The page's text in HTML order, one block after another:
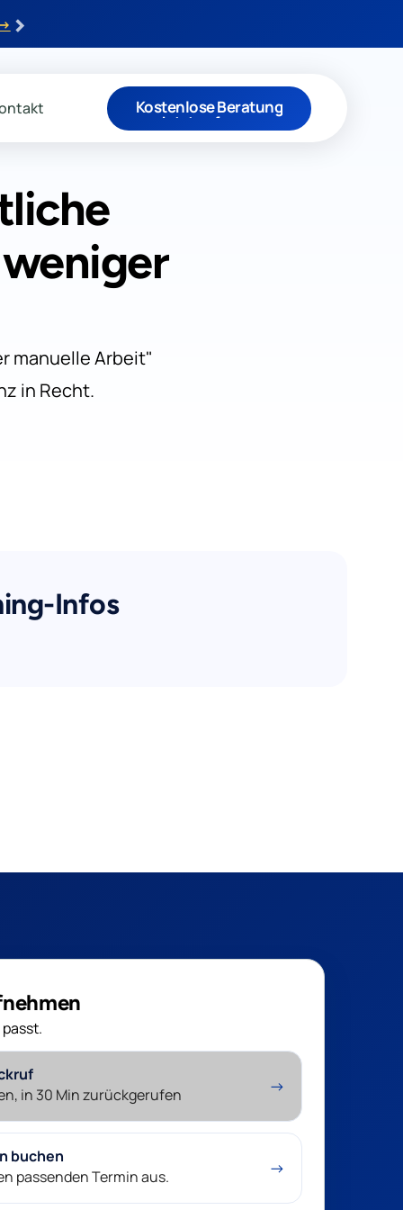
›
Kostenlose Beratung
Jetzt anfragen
manuelle Arbeit"
in Recht.
Infos
in 30 Min zurückgerufen
→
buchen
passenden Termin aus.
→